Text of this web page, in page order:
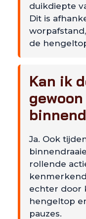
duikdiepte
Dit is
de
Kan ik
gewoon
Ja. Ook
rollende
echter door
hengeltop
pauzes.